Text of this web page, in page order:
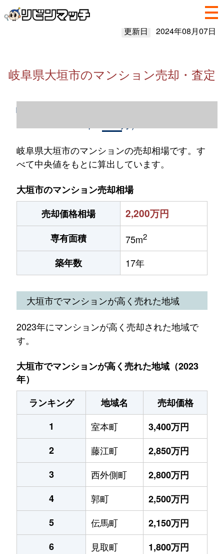
更新日 2024年08月07日
岐阜県大垣市のマンション売却・査定
岐阜県大垣市のマンション売却情報（2023
岐阜県大垣市のマンションの売却相場です。す
べて中央値をもとに算出しています。
大垣市のマンション売却相場
売却価格相場
2,200万円
専有面積 75m2
築年数 17年
大垣市でマンションが高く売れた地域
2023年にマンションが高く売却された地域で
す。
大垣市でマンションが高く売れた地域（2023
年）
ランキング
地域名
売却価格
1
室本町
3,400万円
2
藤江町
2,850万円
3
西外側町
2,800万円
4
郭町
2,500万円
5
伝馬町
2,150万円
6
見取町
1,800万円